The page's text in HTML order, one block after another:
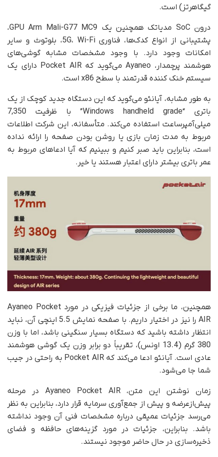
گیگاهرتز) است.
درون SoC مدیاتک همچنین یک GPU Arm Mali-G77 MC9،
پشتیبانی از انواع کدک‌ها، فناوری 5G، Wi-Fi، بلوتوث و سایر
امکانات وجود دارد. با وجود مشخصات مشابه گوشی‌های
هوشمند پرچمدار، Ayaneo می‌گوید که Pocket AIR دارای یک
سیستم خنک کننده قدرتمند با سطح x86 است.
به طور مشابه، آیانئو می‌گوید که این دستگاه جدید کوچک از یک
باتری “Windows handheld grade” با ظرفیت 7,350
میلی‌آمپرساعت استفاده می‌کند. متأسفانه، این شرکت اطلاعات
مربوط به مدت زمان بازی یا روشن بودن صفحه را ارائه نداده
است، بنابراین باید صبر کنیم و ببینیم که آیا ادعاهای مربوط به
عمر باتری بیشتر دارای اعتبار هستند یا خیر.
همچنین، ما برخی از جزئیات فیزیکی در مورد Ayaneo Pocket
AIR را نیز در اختیار داریم. با صفحه نمایش 5.5 اینچی آن، نباید
انتظار داشته باشید که دستگاه بسیار سنگینی باشد، اما با وزن
380 گرم (13.4 اونس)، تقریباً دو برابر وزن یک گوشی هوشمند
عادی است. آیانئو ادعا می‌کند که Pocket AIR به راحتی در جیب
شما جا می‌شود.
زمان نوشتن این متن، Ayaneo Pocket AIR در مرحله
پیش‌از‌عرضه و پیش از جمع‌آوری سرمایه قرار دارد، بنابراین به نظر
می‌رسد جزئیات عمیقی درباره مشخصات فنی آن وجود نداشته
باشد. بنابراین، جزئیات در مورد گزینه‌های حافظه و فضای
ذخیره‌سازی در حال حاضر موجود نیستند.